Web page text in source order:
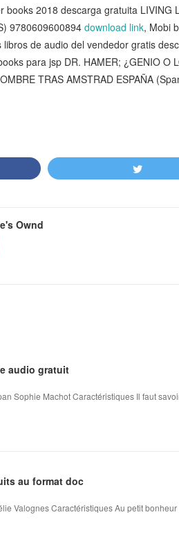
2018 descarga gratuita LIVING
9780609600894 download link, Mobi
libros de audio del vendedor gratis
para jsp DR. HAMER; ¿GENIO O
TRAS AMSTRAD ESPAÑA
Ownd
audio gratuit
Sophie Machot Caractéristiques Il faut
au format doc
Valognes Caractéristiques Au petit